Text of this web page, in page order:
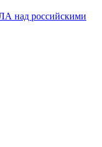
над российскими